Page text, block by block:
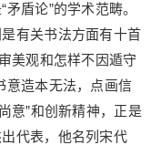
盾论”的学术范畴。
有关书法方面有十首
美观和怎样不因遁守
意造本无法，点画信
意”和创新精神，正是
代表，他名列宋代